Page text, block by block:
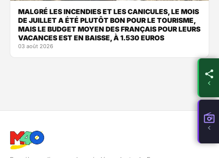
MALGRÉ LES INCENDIES ET LES CANICULES, LE MOIS
DE JUILLET A ÉTÉ PLUTÔT BON POUR LE TOURISME,
MAIS LE BUDGET MOYEN DES FRANÇAIS POUR LEURS
VACANCES EST EN BAISSE, À 1.530 EUROS
03 août 2026